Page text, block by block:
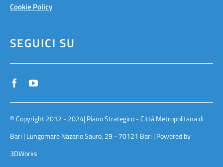
Cookie Policy
SEGUICI SU
© Copyright 2012 - 2024| Piano Strategico - Città Metropolitana di
Bari | Lungomare Nazario Sauro, 29 - 70121 Bari | Powered by
3DWorks